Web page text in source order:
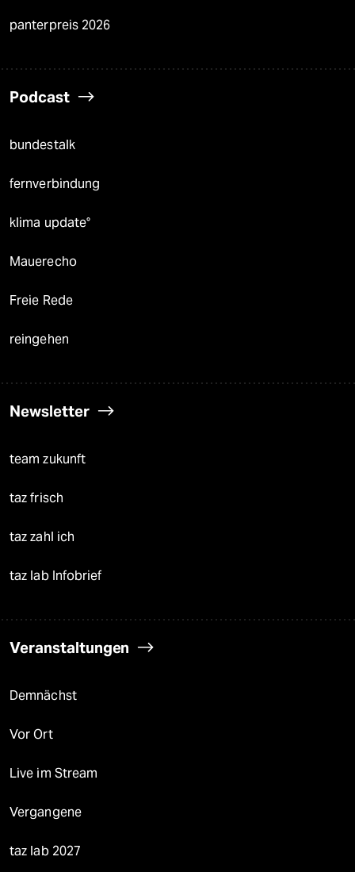
panterpreis 2026
Podcast
bundestalk
fernverbindung
klima update°
Mauerecho
Freie Rede
reingehen
Newsletter
team zukunft
taz frisch
taz zahl ich
taz lab Infobrief
Veranstaltungen
Demnächst
Vor Ort
Live im Stream
Vergangene
taz lab 2027